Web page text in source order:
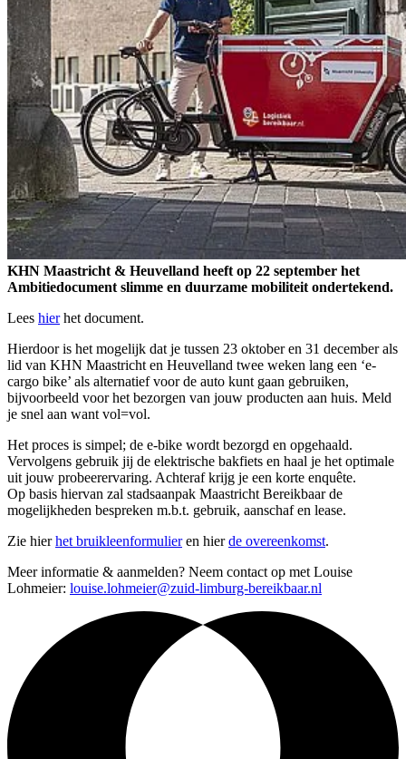
KHN Maastricht & Heuvelland heeft op 22 september het
Ambitiedocument slimme en duurzame mobiliteit ondertekend.
Lees hierhet document.
Hierdoor is het mogelijk dat je tussen 23 oktober en 31 december als
lid van KHN Maastricht en Heuvelland twee weken lang een ‘e-
cargo bike’ als alternatief voor de auto kunt gaan gebruiken,
bijvoorbeeld voor het bezorgen van jouw producten aan huis. Meld
je snel aan want vol=vol.
Het proces is simpel; de e-bike wordt bezorgd en opgehaald.
Vervolgens gebruik jij de elektrische bakfiets en haal je het optimale
uit jouw probeerervaring. Achteraf krijg je een korte enquête.
Op basis hiervan zal stadsaanpak Maastricht Bereikbaar de
mogelijkheden bespreken m.b.t. gebruik, aanschaf en lease.
Zie hierhet bruikleenformulieren hierde overeenkomst.
Meer informatie & aanmelden? Neem contact op met Louise
Lohmeier: louise.lohmeier@zuid-limburg-bereikbaar.nl